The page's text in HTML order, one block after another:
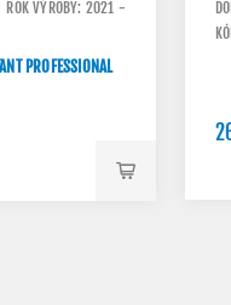
ROK VÝROBY: 2021 -
PROFESSIONAL